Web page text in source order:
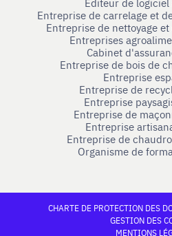
Entreprise de carrelage et
Entreprise de nettoyage
Entreprises
Cabinet
Entreprise de bois de
Entreprise
Entreprise de
Entreprise
Entreprise de
Entreprise
Entreprise de
Organisme de
CHARTE DE PROTECTION DES
GESTION DES
MENTIONS